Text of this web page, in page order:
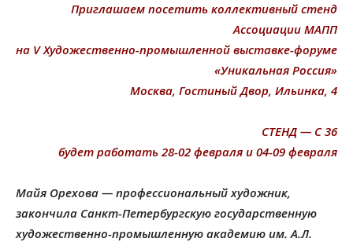
Приглашаем посетить коллективный стенд
Ассоциации МАПП
на V Художественно-промышленной выставке-форуме
«Уникальная Россия»
Москва, Гостиный Двор, Ильинка, 4
СТЕНД — С 36
будет работать 28-02 февраля и 04-09 февраля
Майя Орехова — профессиональный художник,
закончила Санкт-Петербургскую государственную
художественно-промышленную академию им.А.Л.